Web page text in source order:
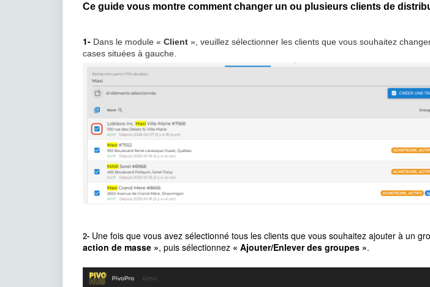
Ce guide vous montre comment changer un ou plusieurs clients de
1- Dans le module « Client », veuillez sélectionner les clients que vous souhaitez
cases situées à gauche.
2- Une fois que vous avez sélectionné tous les clients que vous souhaitez ajouter à un
action de masse », puis sélectionnez « Ajouter/Enlever des groupes ».